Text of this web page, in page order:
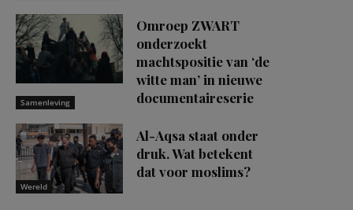
Samenleving
Omroep ZWART
onderzoekt
machtspositie van ‘de
witte man’ in nieuwe
documentaireserie
Wereld
Al-Aqsa staat onder
druk. Wat betekent
dat voor moslims?